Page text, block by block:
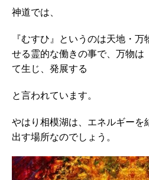
神道では、
『むすひ』というのは天地・
せる霊的な働きの事で、万物は
て生じ、発展する
と言われています。
やはり相模湖は、エネルギーを
出す場所なのでしょう。